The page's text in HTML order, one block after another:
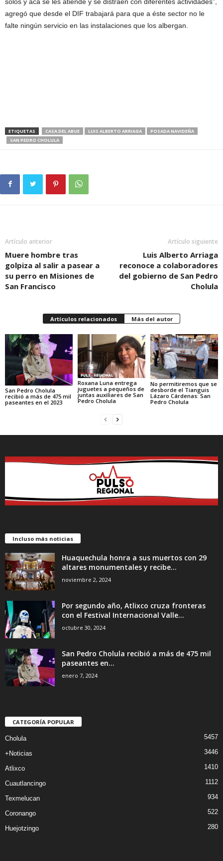
agregó que desde el DIF trabajará para que a éste sector no le
falte ningún servicio en las instalaciones que los albergan.
ETIQUETAS CASA DEL ABUE LUIS ALBERTO ARRIAGA
POSADA NAVIDEÑA
SAN PEDRO CHOLULA
Artículo anterior
Muere hombre tras
golpiza al salir a pasear a
su perro en Misiones de
San Francisco
Artículo siguiente
Luis Alberto Arriaga
reconoce a colaboradores
del gobierno de San Pedro
Cholula
Artículos relacionados Más del autor
San Pedro Cholula
recibió a más de 475 mil
paseantes en el 2023
Roxana Luna entrega
juguetes a pequeños de
juntas auxiliares de San
Pedro Cholula
No permitiremos que se
desborde el Tianguis
Lázaro Cárdenas: San
Pedro Cholula
Incluso más noticias
Huaquechula honra a sus muertos con 29
altares monumentales y recibe...
noviembre 2, 2024
Por segundo año, Atlixco cruza fronteras
con el Festival Internacional Valle...
octubre 30, 2024
San Pedro Cholula recibió a más de 475 mil
paseantes en...
enero 7, 2024
CATEGORÍA POPULAR
Cholula 5457
+Noticias 3446
Atlixco 1410
Cuautlancingo 1112
Texmelucan 934
Coronango 522
Huejotzingo 280